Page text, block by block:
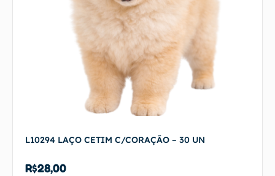
L10294 LAÇO CETIM C/CORAÇÃO – 30 UN
R$28,00